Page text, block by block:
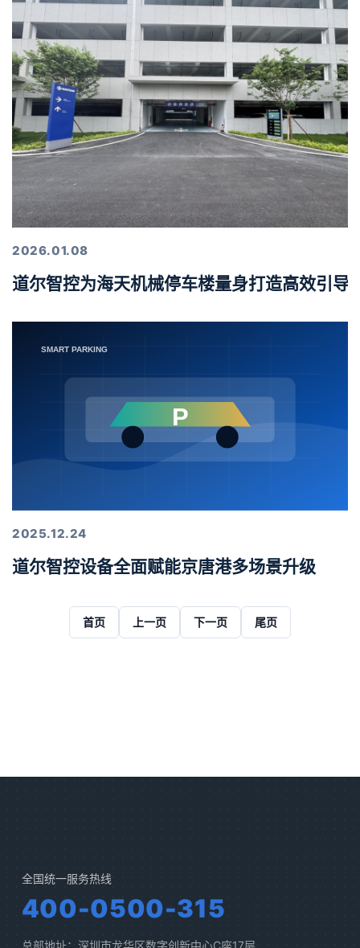
2026.01.08
道尔智控为海天机械停车楼量身打造高效引导
2025.12.24
道尔智控设备全面赋能京唐港多场景升级
首页 上一页 下一页 尾页
全国统一服务热线
400-0500-315
总部地址：深圳市龙华区数字创新中心C座17层